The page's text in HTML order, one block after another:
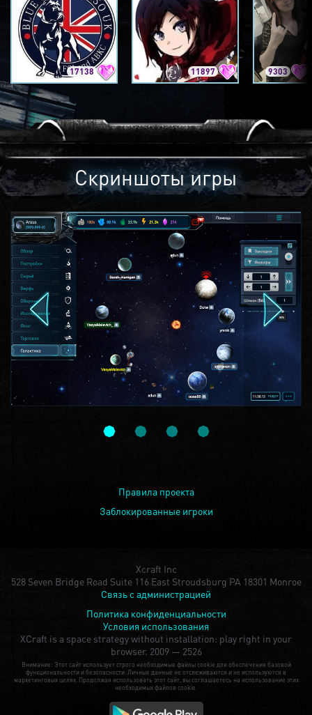
17138 11897 9303
Скриншоты игры
Правила проекта
Заблокированные игроки
Xcraft Inc
528 Seven Bridge Road Suite 116 East Stroudsburg PA 18301 Monroe
Связь с администрацией
Политика конфиденциальности
Условия использования
XCraft is a space strategy without installation: play right in your
browser. 2009 — 2526
Внимание: Этот сайт использует строго необходимые файлы cookie для обеспечения базовой
функциональности и безопасности. Личные данные не отслеживаются и не используются в
маркетинговых целях. Продолжая использовать этот сайт, вы соглашаетесь на использование этих
необходимых файлов cookie.